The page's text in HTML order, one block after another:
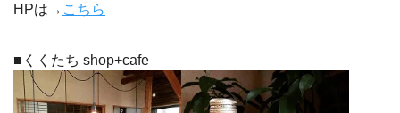
HPは→ こちら
■くくたち shop+cafe